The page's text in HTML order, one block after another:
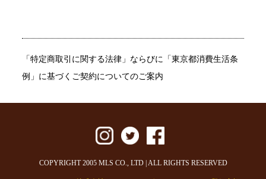
「特定商取引に関する法律」ならびに「東京都消費生活条
例」に基づくご契約についてのご案内
COPYRIGHT 2005 MLS CO., LTD | ALL RIGHTS RESERVED